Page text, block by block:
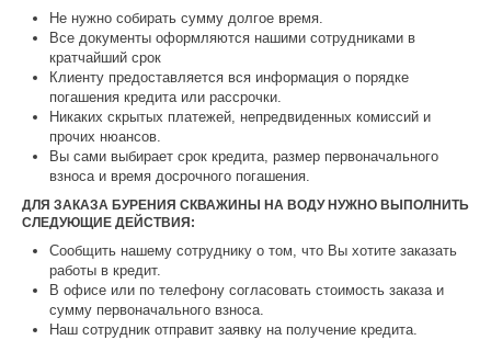
Не нужно собирать сумму долгое время.
Все документы оформляются нашими сотрудниками в
кратчайший срок
Клиенту предоставляется вся информация о порядке
погашения кредита или рассрочки.
Никаких скрытых платежей, непредвиденных комиссий и
прочих нюансов.
Вы сами выбирает срок кредита, размер первоначального
взноса и время досрочного погашения.
ДЛЯ ЗАКАЗА БУРЕНИЯ СКВАЖИНЫ НА ВОДУ НУЖНО ВЫПОЛНИТЬ
СЛЕДУЮЩИЕ ДЕЙСТВИЯ:
Сообщить нашему сотруднику о том, что Вы хотите заказать
работы в кредит.
В офисе или по телефону согласовать стоимость заказа и
сумму первоначального взноса.
Наш сотрудник отправит заявку на получение кредита.